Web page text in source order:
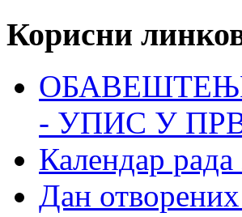
Корисни
- УПИС У
Календар
Дан отворених